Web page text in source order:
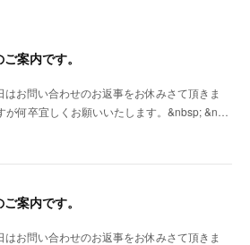
案内です。
お問い合わせのお返事をお休みさて頂きま
が何卒宜しくお願いいたします。&nbsp; &n…
案内です。
お問い合わせのお返事をお休みさて頂きま